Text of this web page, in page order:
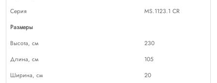
Серия
MS.1123.1 CR
Размеры
Высота, см
230
Длина, см
105
Ширина, см
20